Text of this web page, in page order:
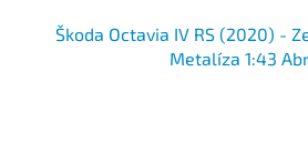
Škoda Octavia IV RS (2020) -
Metalíza 1:43